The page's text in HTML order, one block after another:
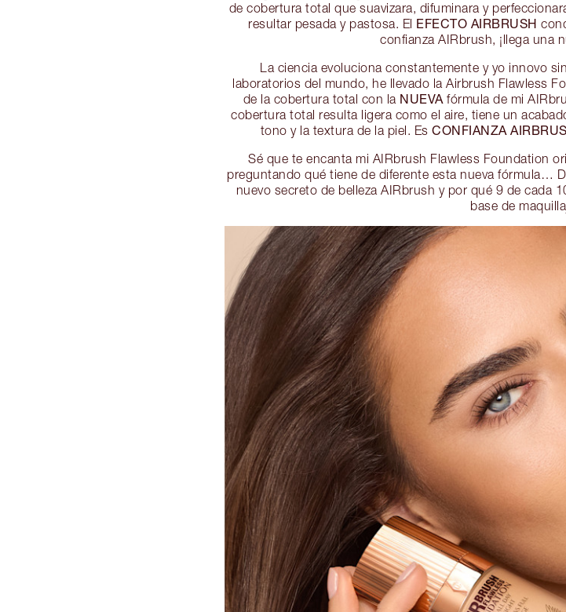
de cobertura total que suavizara, difuminara y
resultar pesada y pastosa. El EFECTO AIRBRUSH
confianza AIRbrush, ¡llega una
La ciencia evoluciona constantemente y yo innovo
laboratorios del mundo, he llevado la Airbrush Flawless
de la cobertura total con la NUEVA fórmula de mi
cobertura total resulta ligera como el aire, tiene un
tono y la textura de la piel. EsCONFIANZA
Sé que te encanta mi AIRbrush Flawless Foundation
preguntando qué tiene de diferente esta nueva fórmula…
nuevo secreto de belleza AIRbrush y por qué 9 de cada
base de